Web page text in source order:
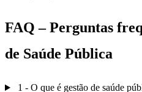
FAQ – Perguntas
de Saúde Pública
1 - O que é gestão de saúde